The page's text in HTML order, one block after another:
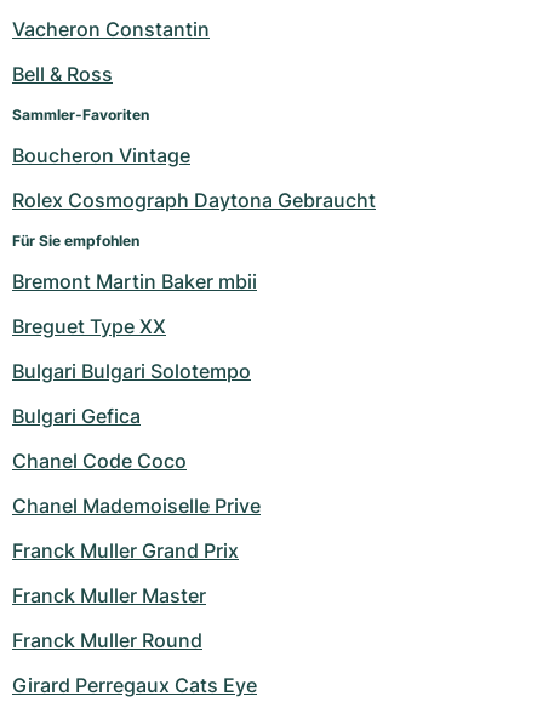
Vacheron Constantin
Bell & Ross
Sammler-Favoriten
Boucheron Vintage
Rolex Cosmograph Daytona Gebraucht
Für Sie empfohlen
Bremont Martin Baker mbii
Breguet Type XX
Bulgari Bulgari Solotempo
Bulgari Gefica
Chanel Code Coco
Chanel Mademoiselle Prive
Franck Muller Grand Prix
Franck Muller Master
Franck Muller Round
Girard Perregaux Cats Eye